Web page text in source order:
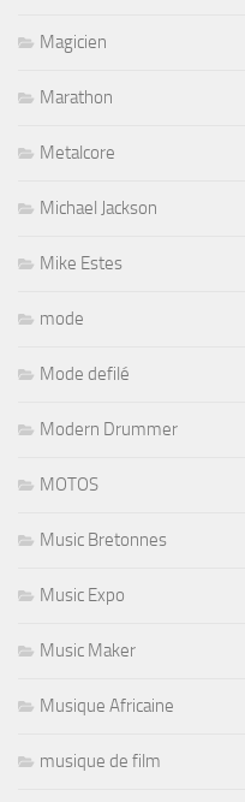
Magicien
Marathon
Metalcore
Michael Jackson
Mike Estes
mode
Mode defilé
Modern Drummer
MOTOS
Music Bretonnes
Music Expo
Music Maker
Musique Africaine
musique de film